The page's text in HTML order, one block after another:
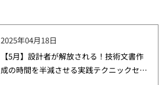
2025年04月18日
【5月】設計者が解放される！技術文書作
成の時間を半減させる実践テクニックセミ